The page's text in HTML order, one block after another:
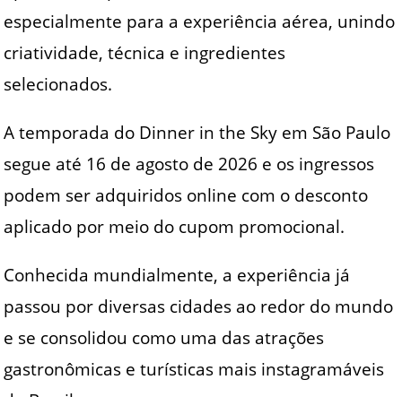
especialmente para a experiência aérea, unindo
criatividade, técnica e ingredientes
selecionados.
A temporada do Dinner in the Sky em São Paulo
segue até 16 de agosto de 2026 e os ingressos
podem ser adquiridos online com o desconto
aplicado por meio do cupom promocional.
Conhecida mundialmente, a experiência já
passou por diversas cidades ao redor do mundo
e se consolidou como uma das atrações
gastronômicas e turísticas mais instagramáveis